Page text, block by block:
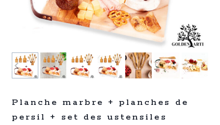
Planche marbre + planches de
persil + set des ustensiles